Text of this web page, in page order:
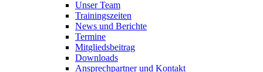
Unser Team
Trainingszeiten
News und Berichte
Termine
Mitgliedsbeitrag
Downloads
Ansprechpartner und Kontakt